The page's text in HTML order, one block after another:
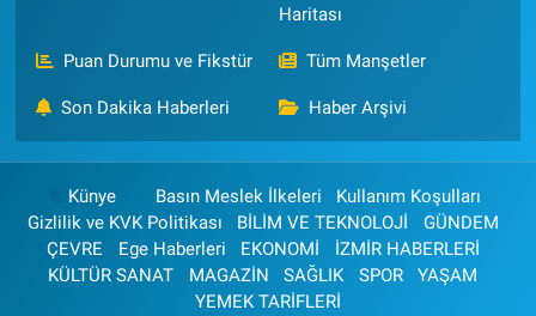
Haritası
Puan Durumu ve Fikstür Tüm Manşetler
Son Dakika Haberleri Haber Arşivi
Künye Basın Meslek İlkeleri
Kullanım Koşulları
Gizlilik ve KVK Politikası
BİLİM VE TEKNOLOJİ
GÜNDEM
ÇEVRE
Ege Haberleri EKONOMİ
İZMİR HABERLERİ
KÜLTÜR SANAT
MAGAZİN SAĞLIK SPOR
YAŞAM
YEMEK TARİFLERİ